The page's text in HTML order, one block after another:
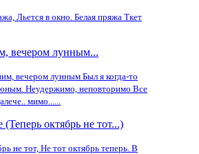
Льется в окно. Белая пряжа Ткет
вечером лунным...
вечером лунным Был я когда-то
Неудержимо, неповторимо Все
мимо......
октябрь не тот...)
не тот, Не тот октябрь теперь. В